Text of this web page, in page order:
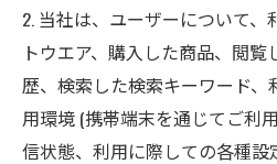
2. 当社は、ユーザーについて
トウエア、購入した商品、閲
歴、検索した検索キーワード
用環境 (携帯端末を通じてご利
信状態、利用に際しての各種設